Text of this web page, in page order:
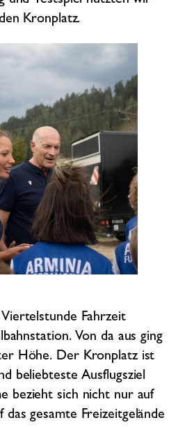
Kronplatz.
Fahrzeit
Von da aus ging
Höhe. Der Kronplatz ist
beliebteste Ausflugsziel
bezieht sich nicht nur auf
das gesamte Freizeitgelände